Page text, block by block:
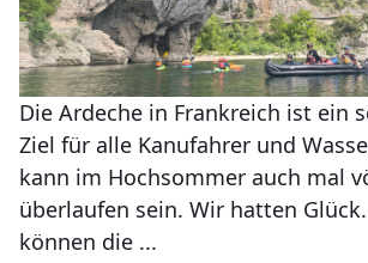
Die Ardeche in Frankreich ist ein
Ziel für alle Kanufahrer und
kann im Hochsommer auch mal
überlaufen sein. Wir hatten
können die ...